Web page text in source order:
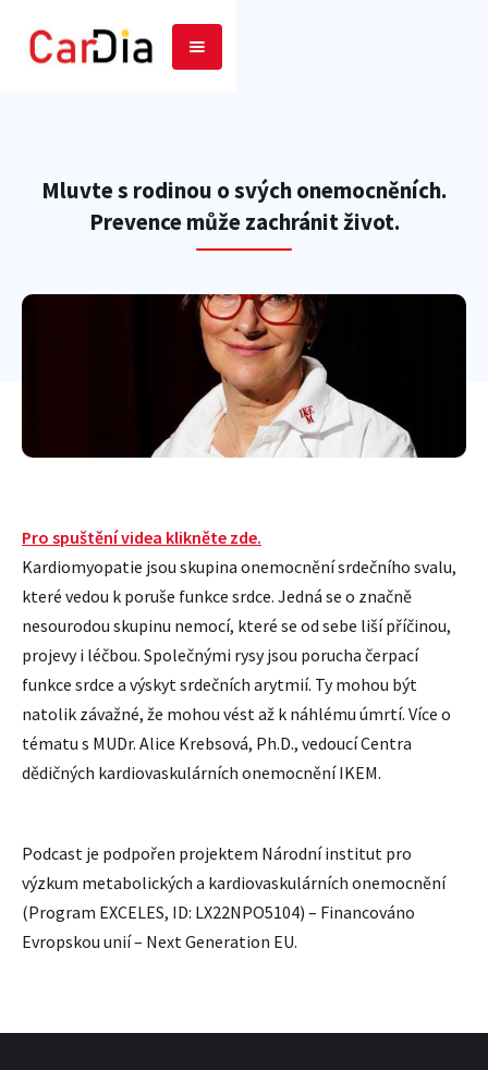
Mluvte s rodinou o svých onemocněních.
Prevence může zachránit život.
Pro spuštění videa klikněte zde.
Kardiomyopatie jsou skupina onemocnění srdečního svalu,
které vedou k poruše funkce srdce. Jedná se o značně
nesourodou skupinu nemocí, které se od sebe liší příčinou,
projevy i léčbou. Společnými rysy jsou porucha čerpací
funkce srdce a výskyt srdečních arytmií. Ty mohou být
natolik závažné, že mohou vést až k náhlému úmrtí. Více o
tématu s MUDr. Alice Krebsová, Ph.D., vedoucí Centra
dědičných kardiovaskulárních onemocnění IKEM.
Podcast je podpořen projektem Národní institut pro
výzkum metabolických a kardiovaskulárních onemocnění
(Program EXCELES, ID: LX22NPO5104) – Financováno
Evropskou unií – Next Generation EU.